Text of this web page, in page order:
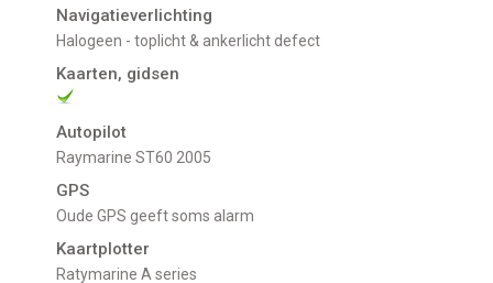
Navigatieverlichting
Halogeen - toplicht & ankerlicht defect
Kaarten, gidsen
Autopilot
Raymarine ST60 2005
GPS
Oude GPS geeft soms alarm
Kaartplotter
Ratymarine A series